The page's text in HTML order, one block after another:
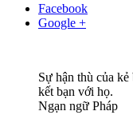
Facebook
Google +
Sự hận thù của
kết bạn với họ.
Ngạn ngữ Pháp